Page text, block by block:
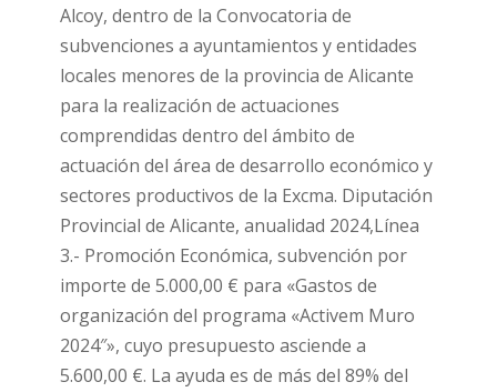
Alcoy, dentro de la Convocatoria de
subvenciones a ayuntamientos y entidades
locales menores de la provincia de Alicante
para la realización de actuaciones
comprendidas dentro del ámbito de
actuación del área de desarrollo económico y
sectores productivos de la Excma. Diputación
Provincial de Alicante, anualidad 2024,Línea
3.- Promoción Económica, subvención por
importe de 5.000,00 € para «Gastos de
organización del programa «Activem Muro
2024″», cuyo presupuesto asciende a
5.600,00 €. La ayuda es de más del 89% del